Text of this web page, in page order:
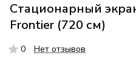
Стационарный
Frontier (720 см)
0 Нет отзывов